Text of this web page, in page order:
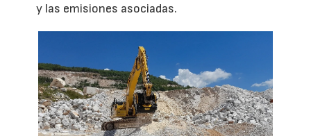
y las emisiones asociadas.